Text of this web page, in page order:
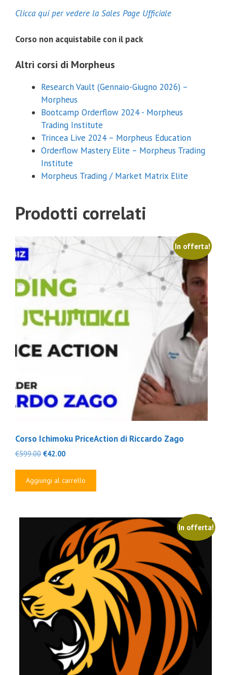
Clicca qui per vedere la Sales Page Ufficiale
Corso non acquistabile con il pack
Altri corsi di Morpheus
Research Vault (Gennaio-Giugno 2026) –
Morpheus
Bootcamp Orderflow 2024 - Morpheus
Trading Institute
Trincea Live 2024 – Morpheus Education
Orderflow Mastery Elite – Morpheus Trading
Institute
Morpheus Trading / Market Matrix Elite
Prodotti correlati
In offerta!
Corso Ichimoku PriceAction di Riccardo Zago
€599.00 Il
era:
€42.00Il
è:
Aggiungi al carrello
In offerta!